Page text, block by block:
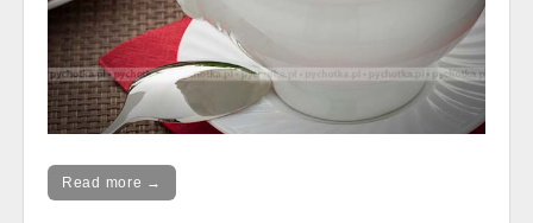
Read more →